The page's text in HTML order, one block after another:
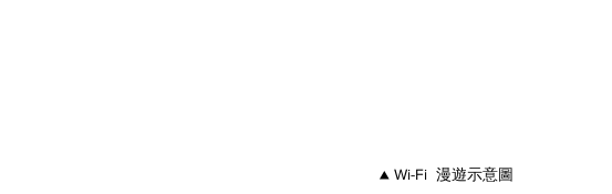
▲ Wi-Fi  漫遊示意圖